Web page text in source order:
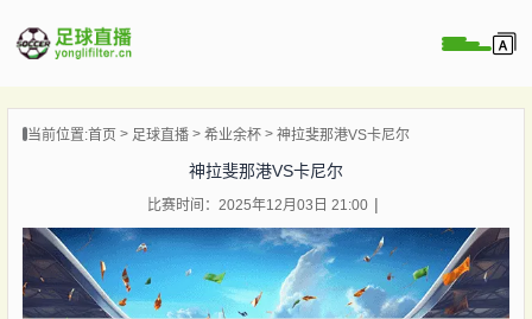
播
闻
当前位置:首页 足球直播 希业余杯 神拉斐那港VS卡尼尔
神拉斐那港VS卡尼尔
比赛时间：2025年12月03日 21:00